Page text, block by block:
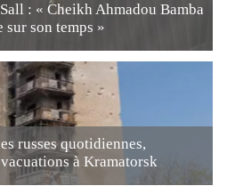
: « Cheikh Ahmadou Bamba
sur son temps »
russes quotidiennes,
à Kramatorsk